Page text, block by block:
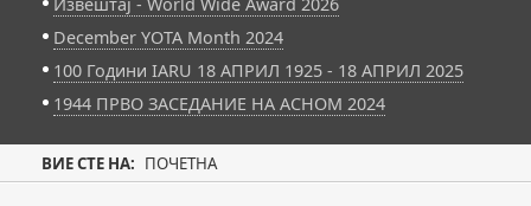
Извештај - World Wide Award 2026
December YOTA Month 2024
100 Години IARU 18 АПРИЛ 1925 - 18 АПРИЛ 2025
1944 ПРВО ЗАСЕДАНИЕ НА АСНОМ 2024
ВИЕ СТЕ НА: ПОЧЕТНА